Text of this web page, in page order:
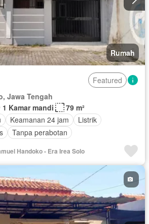
Rumah
Featured
Jawa Tengah
1 Kamar mandi
79 m²
Keamanan 24 jam
Listrik
Tanpa perabotan
Handoko - Era Irea Solo